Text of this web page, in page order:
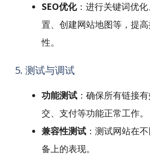
SEO优化：进行关键词优
置、创建网站地图等，提
性。
5. 测试与调试
功能测试 ：确保所有链接
交、支付等功能正常工作。
兼容性测试 ：测试网站在
备上的表现。